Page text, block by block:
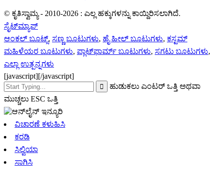
© ಕೃತಿಸ್ವಾಮ್ಯ - 2010-2026 : ಎಲ್ಲ ಹಕ್ಕುಗಳನ್ನು ಕಾಯ್ದಿರಿಸಲಾಗಿದೆ.
ಸೈಟ್‌ಮ್ಯಾಪ್
ಆಂಕಲ್ ಬೂಟ್ಸ್, ಸಣ್ಣ ಬೂಟುಗಳು, ಹೈ ಹೀಲ್ ಬೂಟುಗಳು, ಕಸ್ಟಮ್
ಮಹಿಳೆಯರ ಬೂಟುಗಳು, ಪ್ಲಾಟ್‌ಫಾರ್ಮ್ ಬೂಟುಗಳು, ಸಗಟು ಬೂಟುಗಳು,
ಎಲ್ಲಾ ಉತ್ಪನ್ನಗಳು
[javascript][/javascript]
ಹುಡುಕಲು ಎಂಟರ್ ಒತ್ತಿ ಅಥವಾ
ಮುಚ್ಚಲು ESC ಒತ್ತಿ
ವಿಚಾರಣೆ ಕಳುಹಿಸಿ
ಕರಡಿ
ಸಿಲ್ವಿಯಾ
ಸಾಗಿಸಿ